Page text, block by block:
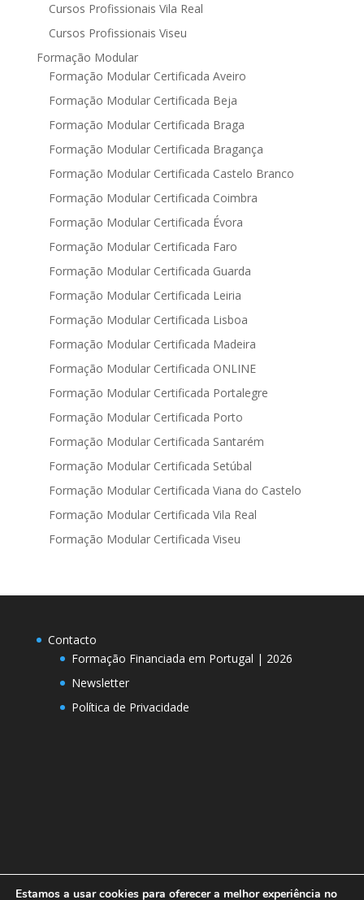
Cursos Profissionais Vila Real
Cursos Profissionais Viseu
Formação Modular
Formação Modular Certificada Aveiro
Formação Modular Certificada Beja
Formação Modular Certificada Braga
Formação Modular Certificada Bragança
Formação Modular Certificada Castelo Branco
Formação Modular Certificada Coimbra
Formação Modular Certificada Évora
Formação Modular Certificada Faro
Formação Modular Certificada Guarda
Formação Modular Certificada Leiria
Formação Modular Certificada Lisboa
Formação Modular Certificada Madeira
Formação Modular Certificada ONLINE
Formação Modular Certificada Portalegre
Formação Modular Certificada Porto
Formação Modular Certificada Santarém
Formação Modular Certificada Setúbal
Formação Modular Certificada Viana do Castelo
Formação Modular Certificada Vila Real
Formação Modular Certificada Viseu
Contacto
Formação Financiada em Portugal | 2026
Newsletter
Política de Privacidade
Estamos a usar cookies para oferecer a melhor experiência no